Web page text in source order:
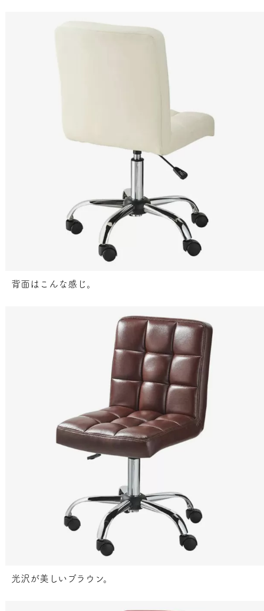
背面はこんな感じ。
光沢が美しいブラウン。